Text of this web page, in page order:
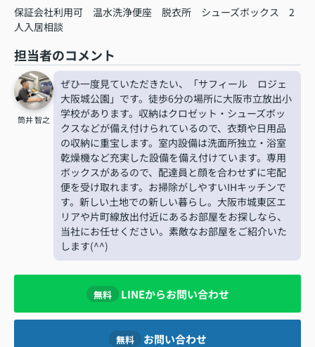
保証会社利用可 温水洗浄便座 脱衣所 シューズボックス
2
人入居相談
担当者のコメント
筒井 智之
ぜひ一度見ていただきたい、「サフィール ロジェ
大阪城公園」です。徒歩6分の場所に大阪市立放出小
学校があります。収納はクロゼット・シューズボッ
クスなどが備え付けられているので、衣類や日用品
の収納に重宝します。室内設備は洗面所独立・浴室
乾燥機など充実した設備を備え付けています。専用
ボックスがあるので、配達員と顔を合わせずに宅配
便を受け取れます。お掃除がしやすいIHキッチンで
す。新しい土地での新しい暮らし。大阪市城東区エ
リアや片町線放出付近にあるお部屋をお探しなら、
当社にお任せください。素敵なお部屋をご紹介いた
します(^^)
無料 LINEからお問い合わせ
無料 お問い合わせ